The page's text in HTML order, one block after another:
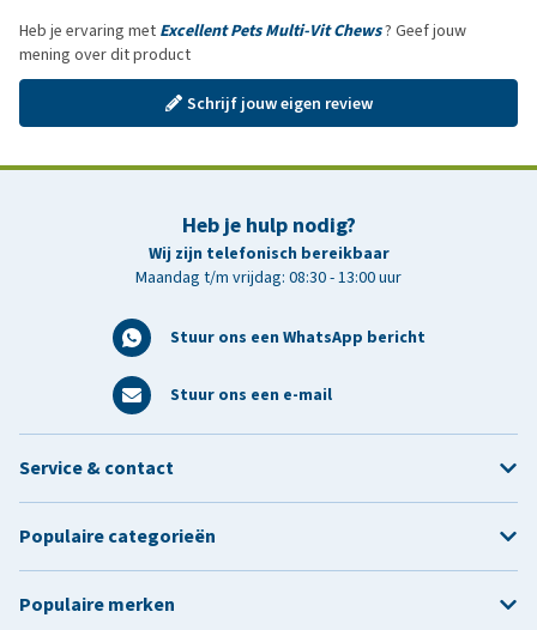
Heb je ervaring met Excellent Pets Multi-Vit Chews? Geef jouw
mening over dit product
Schrijf jouw eigen review
Heb je hulp nodig?
Wij zijn telefonisch bereikbaar
Maandag t/m vrijdag: 08:30 - 13:00 uur
Stuur ons een WhatsApp bericht
Stuur ons een e-mail
Service & contact
Populaire categorieën
Populaire merken